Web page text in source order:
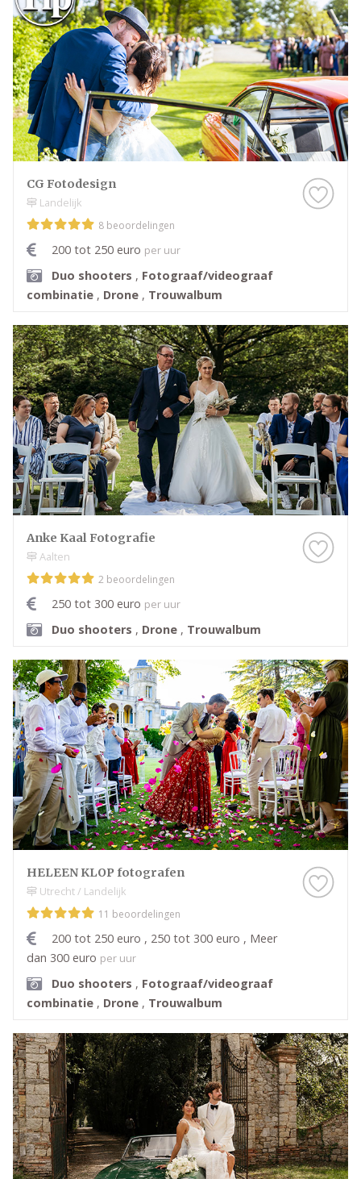
CG Fotodesign
Landelijk
8 beoordelingen
200 tot 250 euro per uur
Duo shooters , Fotograaf/videograaf
combinatie , Drone , Trouwalbum
Anke Kaal Fotografie
Aalten
2 beoordelingen
250 tot 300 euro per uur
Duo shooters , Drone , Trouwalbum
HELEEN KLOP fotografen
Utrecht / Landelijk
11 beoordelingen
200 tot 250 euro , 250 tot 300 euro , Meer
dan 300 euro per uur
Duo shooters , Fotograaf/videograaf
combinatie , Drone , Trouwalbum